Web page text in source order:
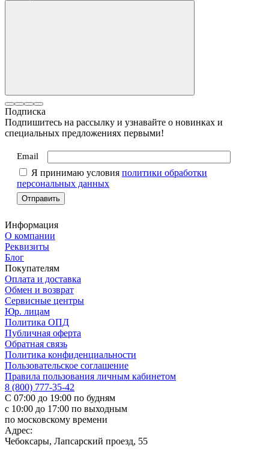
Подписка
Подпишитесь на рассылку и узнавайте о новинках и
специальных предложениях первыми!
Email
Я принимаю условия политики обработки
персональных данных
Информация
О компании
Реквизиты
Блог
Покупателям
Оплата и доставка
Обмен и возврат
Сервисные центры
Юр. лицам
Политика ОПД
Публичная оферта
Обратная связь
Политика конфиденциальности
Пользовательское соглашение
Правила пользования личным кабинетом
8 (800) 777-35-42
С 07:00 до 19:00 по будням
с 10:00 до 17:00 по выходным
по московскому времени
Адрес:
Чебоксары, Лапсарский проезд, 55